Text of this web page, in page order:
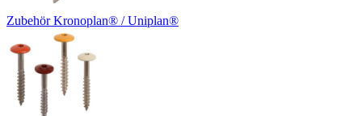
Zubehör Kronoplan® / Uniplan®